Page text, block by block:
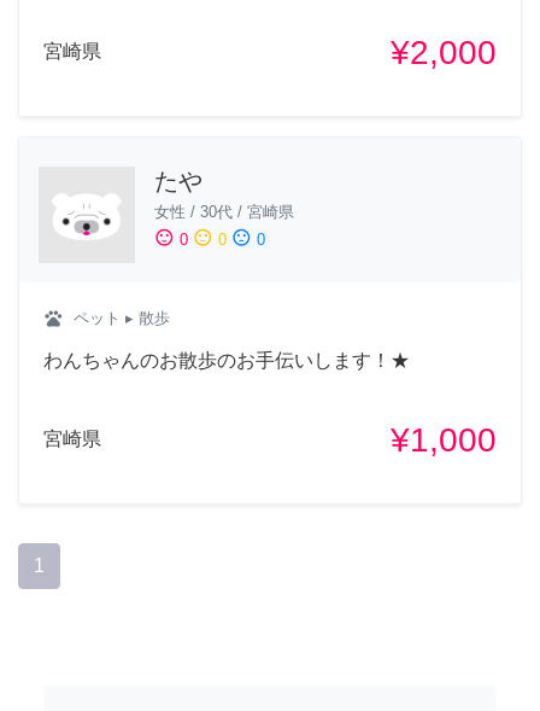
宮崎県 ¥2,000
たや
女性 / 30代 / 宮崎県
sentiment_satisfied 0 sentiment_neutral 0 sentiment_dissatisfied 0
pets ペット ▸ 散歩
わんちゃんのお散歩のお手伝いします！★
宮崎県 ¥1,000
1